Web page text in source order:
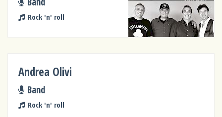
Rock 'n' roll
Andrea Olivi
Band
Rock 'n' roll